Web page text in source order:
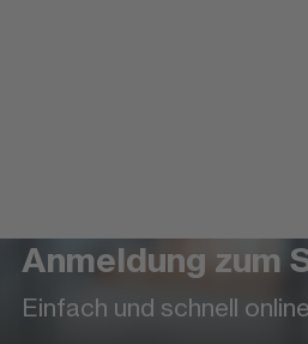
Anmeldung zum
Einfach und schnell